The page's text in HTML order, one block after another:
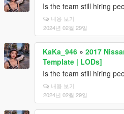
Is the team still hiring
내용 보기
2024년 02월 29일
KaKa_946 » 2017
Template | LODs]
Is the team still hiring
내용 보기
2024년 02월 29일